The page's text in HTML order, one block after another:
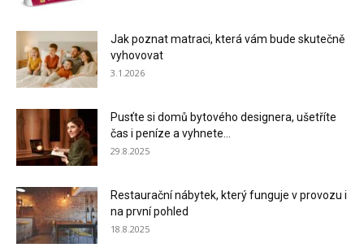
Jak poznat matraci, která vám bude skutečně
vyhovovat
3.1.2026
Pusťte si domů bytového designera, ušetříte
čas i peníze a vyhnete...
29.8.2025
Restaurační nábytek, který funguje v provozu i
na první pohled
18.8.2025